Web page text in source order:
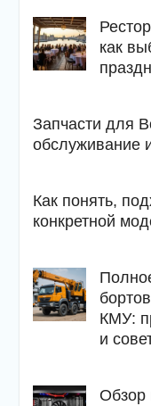
как
Запчасти для
обслуживание
Как понять,
конкретной
КМУ:
и
Обзор